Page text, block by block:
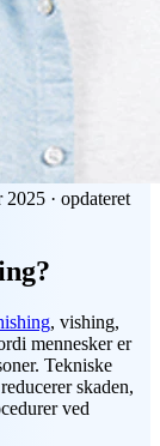
2025 · opdateret
, vishing,
mennesker er
Tekniske
skaden,
ved